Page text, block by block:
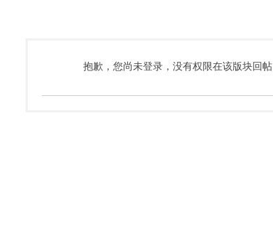
抱歉，您尚未登录，没有权限在该版块回帖